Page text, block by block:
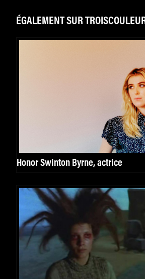
ÉGALEMENT SUR
Honor Swinton Byrne, actrice